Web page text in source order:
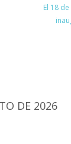
El 18
DE 2026